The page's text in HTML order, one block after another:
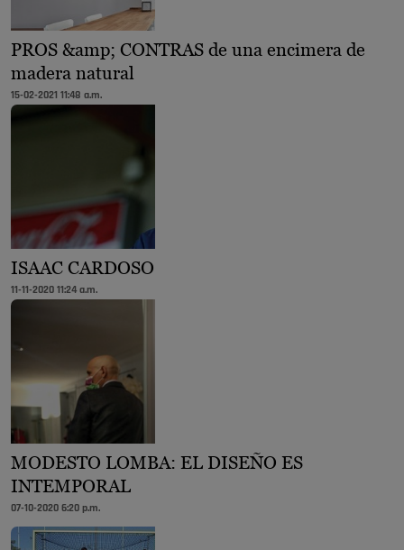
PROS &amp; CONTRAS de una encimera de
madera natural
15-02-2021 11:48 a.m.
ISAAC CARDOSO
11-11-2020 11:24 a.m.
MODESTO LOMBA: EL DISEÑO ES
INTEMPORAL
07-10-2020 6:20 p.m.